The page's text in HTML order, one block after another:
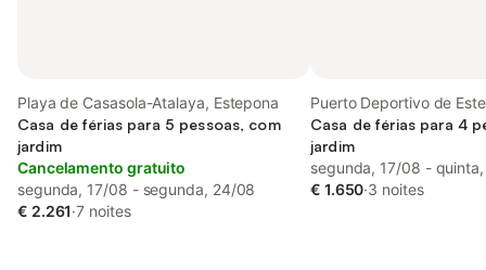
Playa de Casasola-Atalaya, Estepona
Casa de férias para 5 pessoas, com
jardim
Cancelamento gratuito
segunda, 17/08 - segunda, 24/08
€ 2.261·7 noites
Puerto Deportivo de
Estepona
Casa de férias para 4
jardim
segunda, 17/08 -
€ 1.650·3 noites